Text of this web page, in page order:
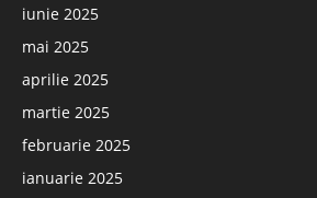
iunie 2025
mai 2025
aprilie 2025
martie 2025
februarie 2025
ianuarie 2025